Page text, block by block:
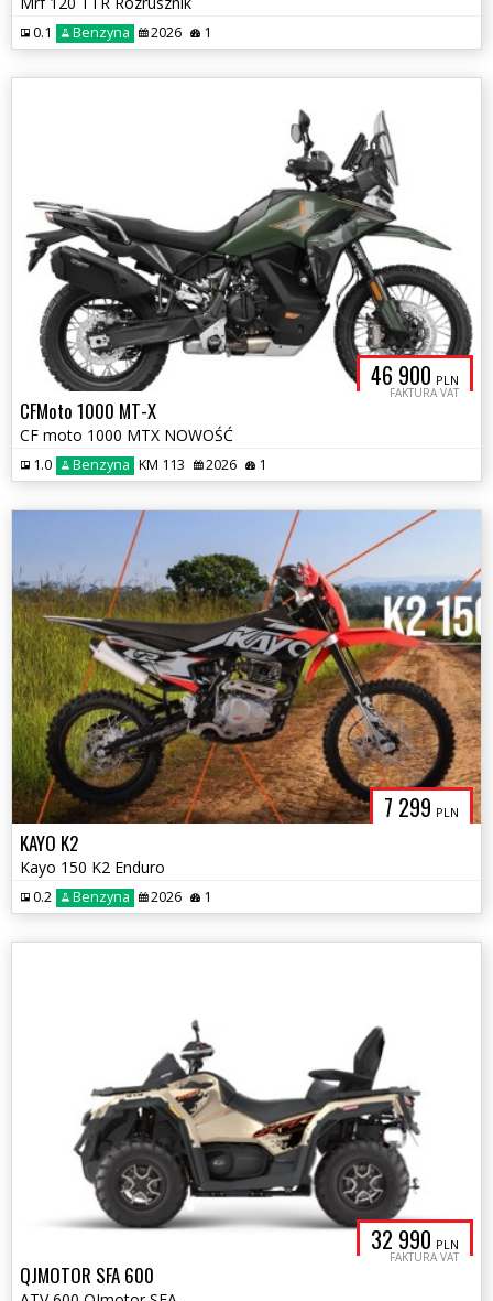
0.1 Benzyna 2026 1
46 900 PLN
FAKTURA VAT
CFMoto 1000 MT-X
CF moto 1000 MTX NOWOŚĆ
1.0 Benzyna KM 113 2026 1
7 299 PLN
KAYO K2
Kayo 150 K2 Enduro
0.2 Benzyna 2026 1
32 990 PLN
FAKTURA VAT
QJMOTOR SFA 600